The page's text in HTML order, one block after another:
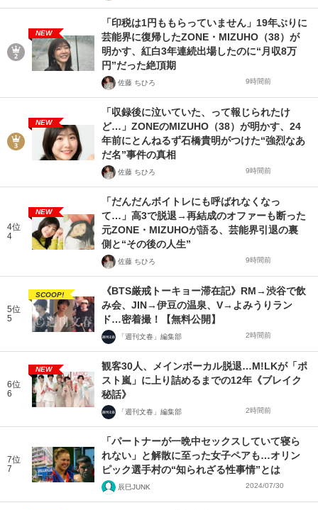
NEW
「印税は1円ももらっていません」19年ぶりに
芸能界に復帰したZONE・MIZUHO（38）が
明かす、紅白3年連続出場したのに“月収8万
円”だった絶頂期
佐藤 ちひろ 9時間前
NEW
「収録後に泣いていた、って報じられたけ
ど…」ZONEのMIZUHO（38）が明かす、24
年前にとんねるず石橋貴明がつけた“強烈なあ
だ名”事件の真相
佐藤 ちひろ 9時間前
4位
4
NEW
「だんだんボイトレにも呼ばれなくなっ
て…」高3で脱退→再結成のオファーも断った
元ZONE・MIZUHOが語る、芸能界引退の裏
側と“その後の人生”
佐藤 ちひろ 9時間前
5位
5
SCOOP!
《BTS厳戒トーキョー滞在記》RM→渋谷で飲
み会、JIN→伊豆の温泉、V→よみうりラン
ド…密着撮！【無料公開】
「週刊文春」編集部 2時間前
6位
6
NEW
観客30人、メインボーカル脱退…M!LKが「ポ
スト嵐」に上り詰めるまでの12年《ブレイク
秘話》
「週刊文春」編集部 2時間前
7位
7
「パートナーが一晩中セックスしていて寝ら
れない」と解散に至った女子ペアも…オリン
ピック選手村の“知られざる性事情”とは
辰巳JUNK 2024/07/30